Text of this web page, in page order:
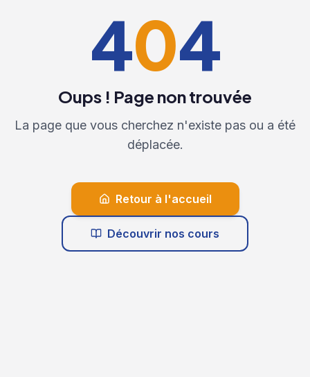
404
Oups ! Page non trouvée
La page que vous cherchez n'existe pas ou a été
déplacée.
Retour à l'accueil
Découvrir nos cours